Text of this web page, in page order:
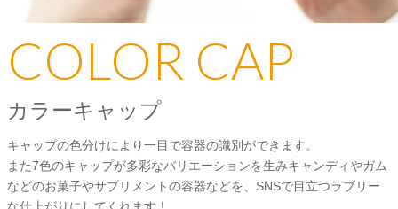
COLOR CAP
カラーキャップ
キャップの色分けにより一目で容器の識別ができます。
また7色のキャップが多彩なバリエーションを生みキャンディやガム
などのお菓子やサプリメントの容器などを、SNSで目立つラブリー
な仕上がりにしてくれます！